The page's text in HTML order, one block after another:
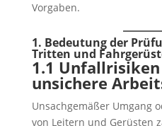
Vorgaben.
1. Bedeutung der
Tritten und
1.1
unsichere
Unsachgemäßer Umgang
von Leitern und Gerüsten